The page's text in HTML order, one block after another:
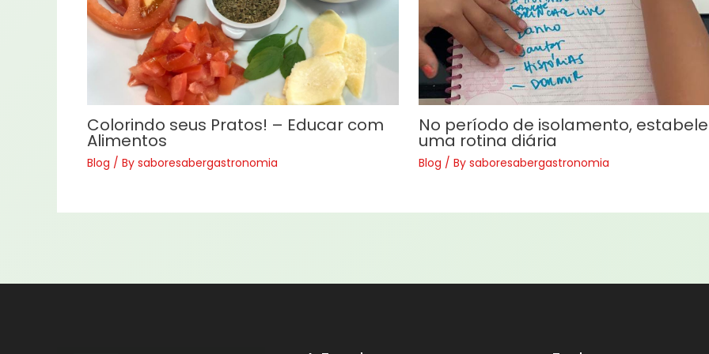
Colorindo seus Pratos! – Educar com
Alimentos
Blog / By saboresabergastronomia
No período de isolamento,
uma rotina diária
Blog / By saboresabergastronomia